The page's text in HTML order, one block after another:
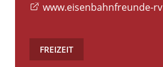
www.eisenbahnfreunde-
FREIZEIT